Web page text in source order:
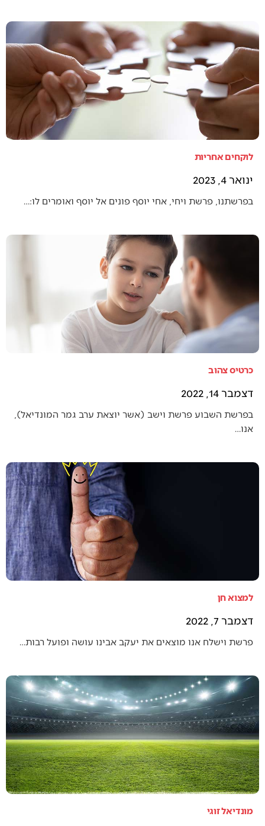
לוקחים אחריות
ינואר 4, 2023
בפרשתנו, פרשת ויחי, אחי יוסף פונים אל יוסף ואומרים לו:…
כרטיס צהוב
דצמבר 14, 2022
בפרשת השבוע פרשת וישב (אשר יוצאת ערב גמר המונדיאל),
אנו…
למצוא חן
דצמבר 7, 2022
פרשת וישלח אנו מוצאים את יעקב אבינו עושה ופועל רבות…
מונדיאל זוגי